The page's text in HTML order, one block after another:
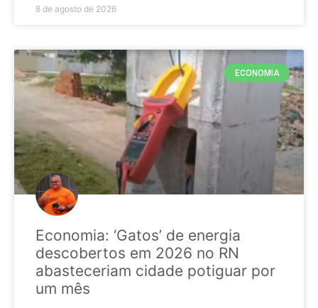
8 de agosto de 2026
ECONOMIA
Economia: ‘Gatos’ de energia
descobertos em 2026 no RN
abasteceriam cidade potiguar por
um mês